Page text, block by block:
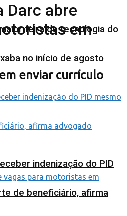
feira de tecnologia do
no início de agosto
indenização do PID
de beneficiário, afirma
Darc abre
em
enviar currículo